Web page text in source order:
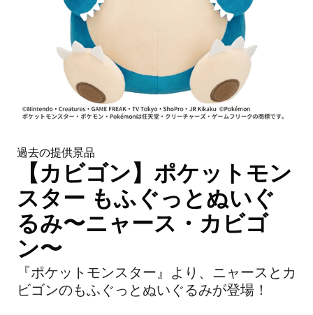
過去の提供景品
【カビゴン】ポケットモン
スター もふぐっとぬいぐ
るみ〜ニャース・カビゴ
ン〜
『ポケットモンスター』より、ニャースとカ
ビゴンのもふぐっとぬいぐるみが登場！